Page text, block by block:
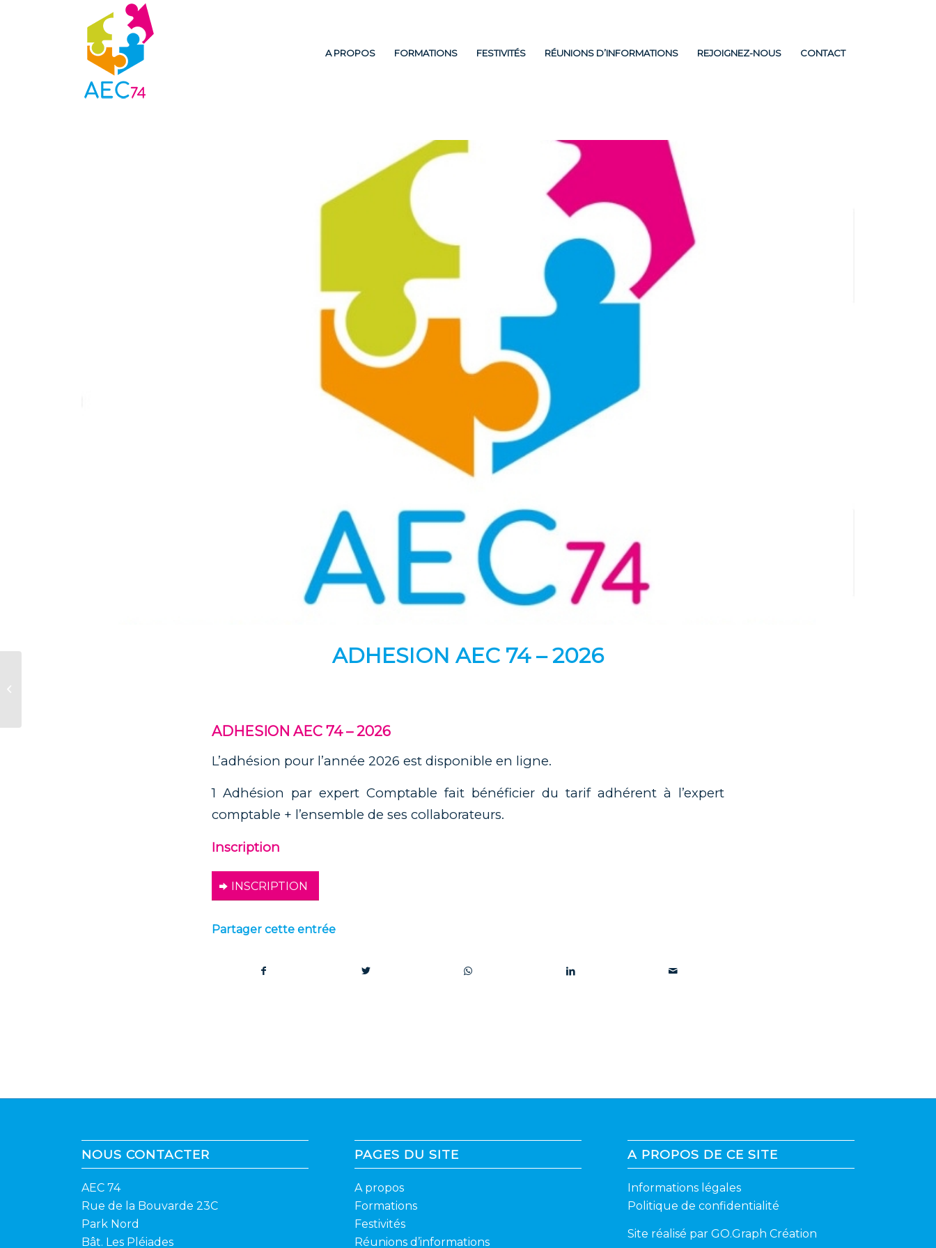
A PROPOS FORMATIONS FESTIVITÉS RÉUNIONS D’INFORMATIONS REJOIGNEZ-NOUS CONTACT
ADHESION AEC 74 – 2026
ADHESION AEC 74 – 2026
L’adhésion pour l’année 2026 est disponible en ligne.
1 Adhésion par expert Comptable fait bénéficier du tarif adhérent à l’expert
comptable + l’ensemble de ses collaborateurs.
Inscription
INSCRIPTION
Partager cette entrée
NOUS CONTACTER
AEC 74
Rue de la Bouvarde 23C
Park Nord
Bât. Les Pléiades
PAGES DU SITE
A propos
Formations
Festivités
Réunions d’informations
A PROPOS DE CE SITE
Informations légales
Politique de confidentialité
Site réalisé parGO.Graph Création